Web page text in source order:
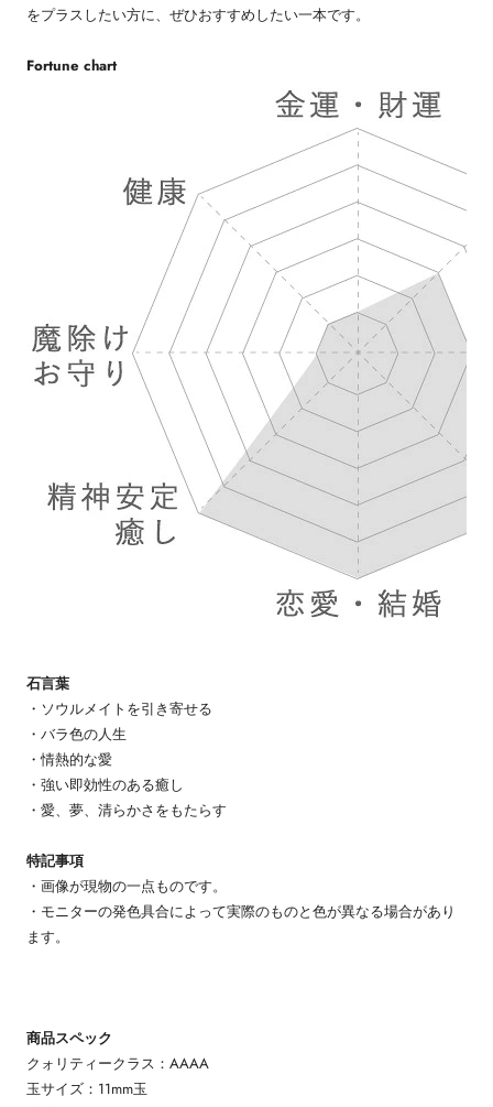
をプラスしたい方に、ぜひおすすめしたい一本です。
Fortune chart
石言葉
・ソウルメイトを引き寄せる
・バラ色の人生
・情熱的な愛
・強い即効性のある癒し
・愛、夢、清らかさをもたらす
特記事項
・画像が現物の一点ものです。
・モニターの発色具合によって実際のものと色が異なる場合があり
ます。
商品スペック
クォリティークラス：AAAA
玉サイズ：11mm玉